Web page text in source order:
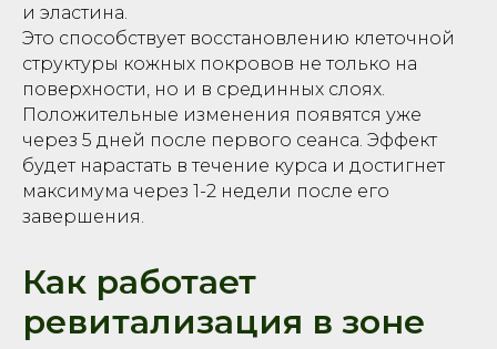
и эластина.
Это способствует восстановлению клеточной
структуры кожных покровов не только на
поверхности, но и в срединных слоях.
Положительные изменения появятся уже
через 5 дней после первого сеанса. Эффект
будет нарастать в течение курса и достигнет
максимума через 1-2 недели после его
завершения.
Как работает
ревитализация в зоне